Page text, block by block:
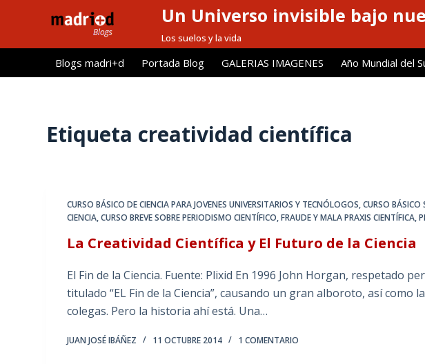
l
Un Universo invisible bajo
Los suelos y la vida
Blogs madri+d Portada Blog GALERIAS IMAGENES Año Mundial del
Etiqueta creatividad científica
CURSO BÁSICO DE CIENCIA PARA JOVENES UNIVERSITARIOS Y TECNÓLOGOS,CURSO BÁSICO
CIENCIA,CURSO BREVE SOBRE PERIODISMO CIENTÍFICO,FRAUDE Y MALA PRAXIS CIENTÍFICA,
La Creatividad Científica y El Futuro de la Ciencia
El Fin de la Ciencia. Fuente: Plixid En 1996 John Horgan, respetado
titulado “EL Fin de la Ciencia”, causando un gran alboroto, así como
colegas. Pero la historia ahí está. Una…
JUAN JOSÉ IBÁÑEZ 11 OCTUBRE 2014 1 COMENTARIO